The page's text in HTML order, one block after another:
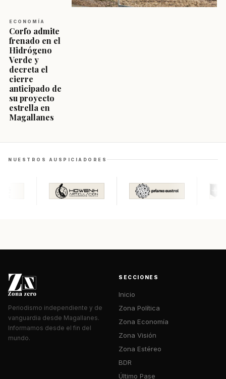
ECONOMÍA
Corfo admite
frenado en el
Hidrógeno
Verde y
decreta el
cierre
anticipado de
su proyecto
estrella en
Magallanes
NUESTROS AUSPICIADORES
Periodismo independiente y de
vanguardia desde Magallanes.
Informamos desde el fin del
mundo.
SECCIONES
Inicio
Zona Política
Zona Economía
Zona Visión
Zona Estéreo
BDR
Último Pase